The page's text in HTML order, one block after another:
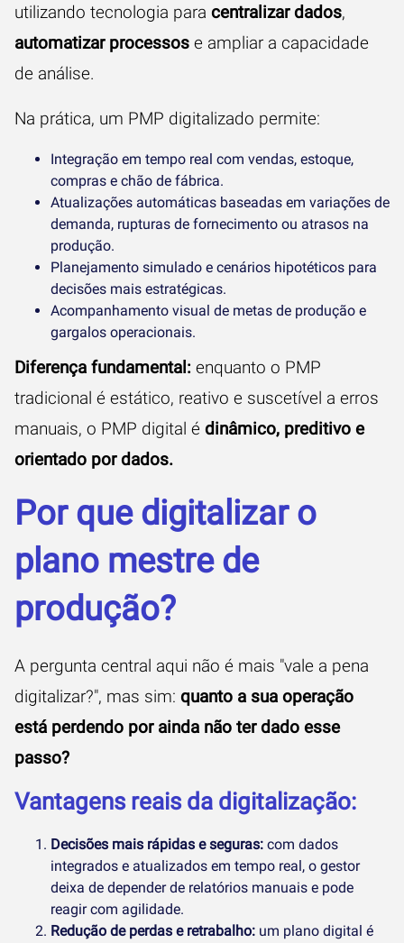
utilizando tecnologia para centralizar dados,
automatizar processos e ampliar a capacidade
de análise.
Na prática, um PMP digitalizado permite:
Integração em tempo real com vendas, estoque,
compras e chão de fábrica.
Atualizações automáticas baseadas em variações de
demanda, rupturas de fornecimento ou atrasos na
produção.
Planejamento simulado e cenários hipotéticos para
decisões mais estratégicas.
Acompanhamento visual de metas de produção e
gargalos operacionais.
Diferença fundamental: enquanto o PMP
tradicional é estático, reativo e suscetível a erros
manuais, o PMP digital é dinâmico, preditivo e
orientado por dados.
Por que digitalizar o
plano mestre de
produção?
A pergunta central aqui não é mais "vale a pena
digitalizar?", mas sim: quanto a sua operação
está perdendo por ainda não ter dado esse
passo?
Vantagens reais da digitalização:
Decisões mais rápidas e seguras: com dados
integrados e atualizados em tempo real, o gestor
deixa de depender de relatórios manuais e pode
reagir com agilidade.
Redução de perdas e retrabalho: um plano digital é